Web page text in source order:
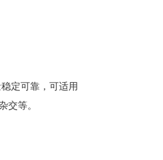
定可靠，可适用
交等。